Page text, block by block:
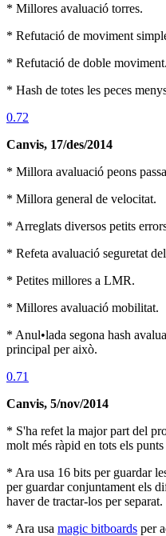
* Millores avaluació torres.
* Refutació de moviment
* Refutació de doble moviment.
* Hash de totes les peces
0.72
Canvis, 17/des/2014
* Millora avaluació peons
* Millora general de velocitat.
* Arreglats diversos petits
* Refeta avaluació seguretat
* Petites millores a LMR.
* Millores avaluació mobilitat.
* Anul•lada segona hash
principal per això.
0.71
Canvis, 5/nov/2014
* S'ha refet la major part del
molt més ràpid en tots els
* Ara usa 16 bits per guardar
per guardar conjuntament els
haver de tractar-los per separat.
* Ara usa magic bitboards per